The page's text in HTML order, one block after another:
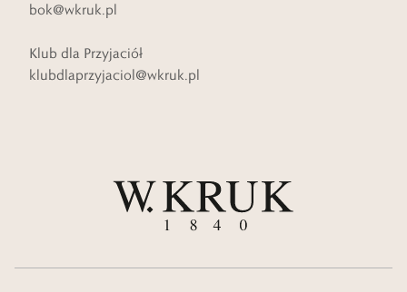
bok@wkruk.pl
Klub dla Przyjaciół
klubdlaprzyjaciol@wkruk.pl